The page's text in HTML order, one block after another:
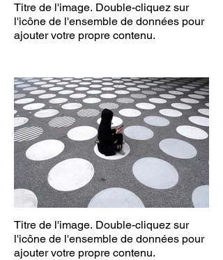
Titre de l'image. Double-cliquez sur
l'icône de l'ensemble de données pour
ajouter votre propre contenu.
Titre de l'image. Double-cliquez sur
l'icône de l'ensemble de données pour
ajouter votre propre contenu.